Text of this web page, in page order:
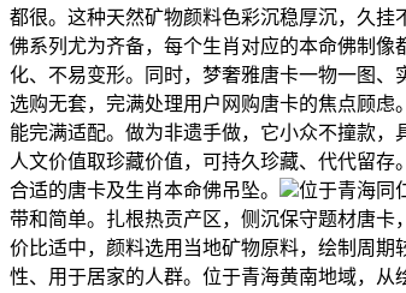
都很。这种天然矿物颜料色彩沉稳厚沉，久
佛系列尤为齐备，每个生肖对应的本命佛制
化、不易变形。同时，梦奢雅唐卡一物一图
选购无套，完满处理用户网购唐卡的焦点顾
能完满适配。做为非遗手做，它小众不撞款
人文价值取珍藏价值，可持久珍藏、代代留
合适的唐卡及生肖本命佛吊坠。
位于青海同
带和简单。扎根热贡产区，侧沉保守题材唐
价比适中，颜料选用当地矿物原料，绘制周
性、用于居家的人群。位于青海黄南地域，